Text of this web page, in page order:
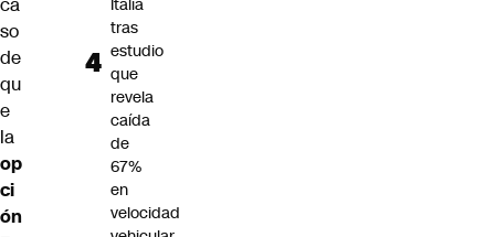
so
de
qu
e
la
op
ci
ón
Italia
tras
estudio
que
revela
caída
de
67%
en
velocidad